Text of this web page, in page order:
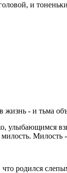
и
- и тьма
Милость
родился